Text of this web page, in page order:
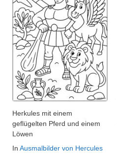
Herkules mit einem
geflügelten Pferd und einem
Löwen
In Ausmalbilder von Hercules